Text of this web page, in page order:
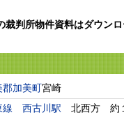
裁判所物件資料はダウンロ
郡加美町宮崎
線 西古川駅 北西方　約